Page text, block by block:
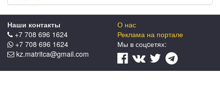
Наши контакты
+7 708 696 1624
+7 708 696 1624
kz.matritca@gmail.com
О нас
Реклама на портале
Мы в соцcетях: